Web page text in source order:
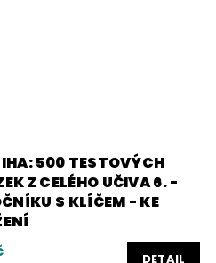
500 TESTOVÝCH
Z CELÉHO UČIVA 6. -
S KLÍČEM - KE
DETAIL